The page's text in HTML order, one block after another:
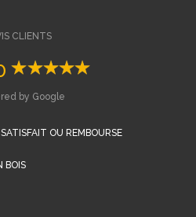
CLIENTS
by Google
OU REMBOURSE
BOIS